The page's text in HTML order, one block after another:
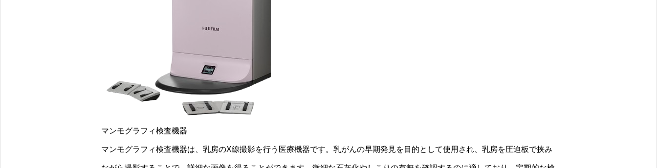
マンモグラフィ検査機器
マンモグラフィ検査機器は、乳房のX線撮影を行う医療機器です。乳がんの早期発見を目的として使用され、乳房を圧迫板で挟み